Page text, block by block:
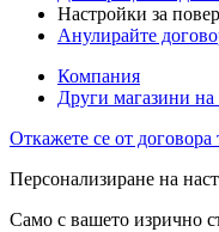
Настройки за
Анулирайте
Компания
Други магазини на
Откажете се от договора
Персонализиране на
Само с вашето изрично